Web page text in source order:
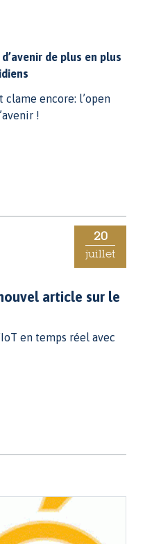
de plus en plus
encore: l’open
!
20
juillet
article sur le
en temps réel avec